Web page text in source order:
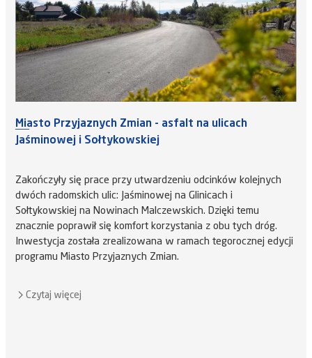
Miasto Przyjaznych Zmian - asfalt na ulicach
Jaśminowej i Sołtykowskiej
Zakończyły się prace przy utwardzeniu odcinków kolejnych
dwóch radomskich ulic: Jaśminowej na Glinicach i
Sołtykowskiej na Nowinach Malczewskich. Dzięki temu
znacznie poprawił się komfort korzystania z obu tych dróg.
Inwestycja została zrealizowana w ramach tegorocznej edycji
programu Miasto Przyjaznych Zmian.
Czytaj więcej